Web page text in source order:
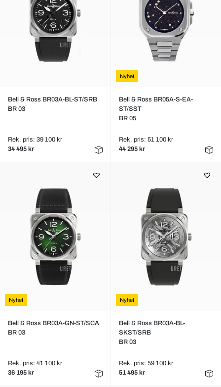
Bell & Ross BR03A-BL-ST/SRB
BR 03
Rek. pris: 39 100 kr
34 495 kr
Nyhet
Bell & Ross BR05A-S-EA-
ST/SST
BR 05
Rek. pris: 51 100 kr
44 295 kr
Nyhet
Bell & Ross BR03A-GN-ST/SCA
BR 03
Rek. pris: 41 100 kr
36 195 kr
Nyhet
Bell & Ross BR03A-BL-
SKST/SRB
BR 03
Rek. pris: 59 100 kr
51 495 kr